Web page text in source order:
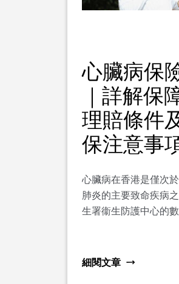
心臟病保
｜詳解保
理賠條件
保注意事
心臟病在香港是僅次
肺炎的主要致命疾病
生署衞生防護中心的
遍。隨著都市人生活
細閱文章